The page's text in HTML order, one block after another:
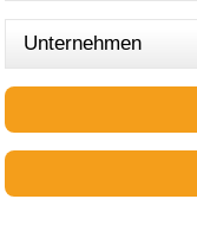
Unternehmen